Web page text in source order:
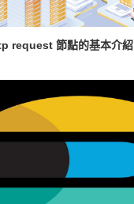
request 節點的基本介紹